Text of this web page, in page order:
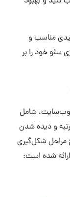
مناسب و
سئو خود را بر
وب‌سایت، شامل
و دیده شدن
شکل‌گیری
شده است: